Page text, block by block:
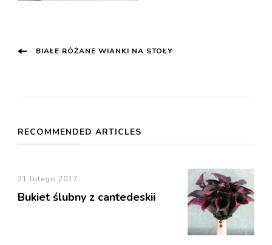
Post
BIAŁE RÓŻANE WIANKI NA STOŁY
RECOMMENDED ARTICLES
21 lutego 2017
Bukiet ślubny z cantedeskii